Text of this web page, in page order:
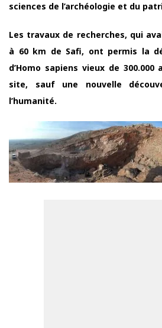
sciences de l’archéologie et du
Les travaux de recherches, qui
à 60 km de Safi, ont permis la
d’Homo sapiens vieux de
site, sauf une nouvelle
l’humanité.